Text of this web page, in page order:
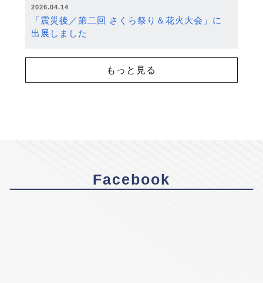
2026.04.14
「震災後／第二回 さくら祭り＆花火大会」に
出展しました
もっと見る
Facebook